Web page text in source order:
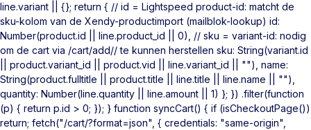
line.variant || {}; return { // id = Lightspeed product-id: matcht de
sku-kolom van de Xendy-productimport (mailblok-lookup) id:
Number(product.id || line.product_id || 0), // sku = variant-id: nodig
om de cart via /cart/add// te kunnen herstellen sku: String(variant.id
|| product.variant_id || product.vid || line.variant_id || ""), name:
String(product.fulltitle || product.title || line.title || line.name || ""),
quantity: Number(line.quantity || line.amount || 1) }; }) .filter(function
(p) { return p.id > 0; }); } function syncCart() { if (isCheckoutPage())
return; fetch("/cart/?format=json", { credentials: "same-origin",